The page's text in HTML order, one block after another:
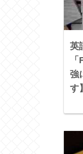
英
強
す】